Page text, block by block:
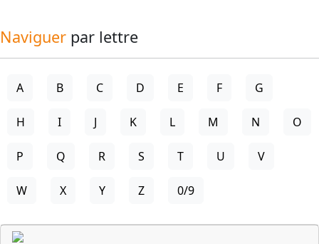
Naviguer par lettre
A B C D E F G
H I J K L M N O
P Q R S T U V
W X Y Z 0/9